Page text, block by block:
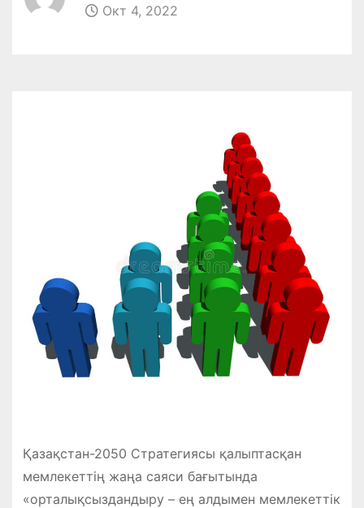
Окт 4, 2022
Қазақстан-2050 Стратегиясы қалыптасқан
мемлекеттің жаңа саяси бағытында
«орталықсыздандыру – ең алдымен мемлекеттік